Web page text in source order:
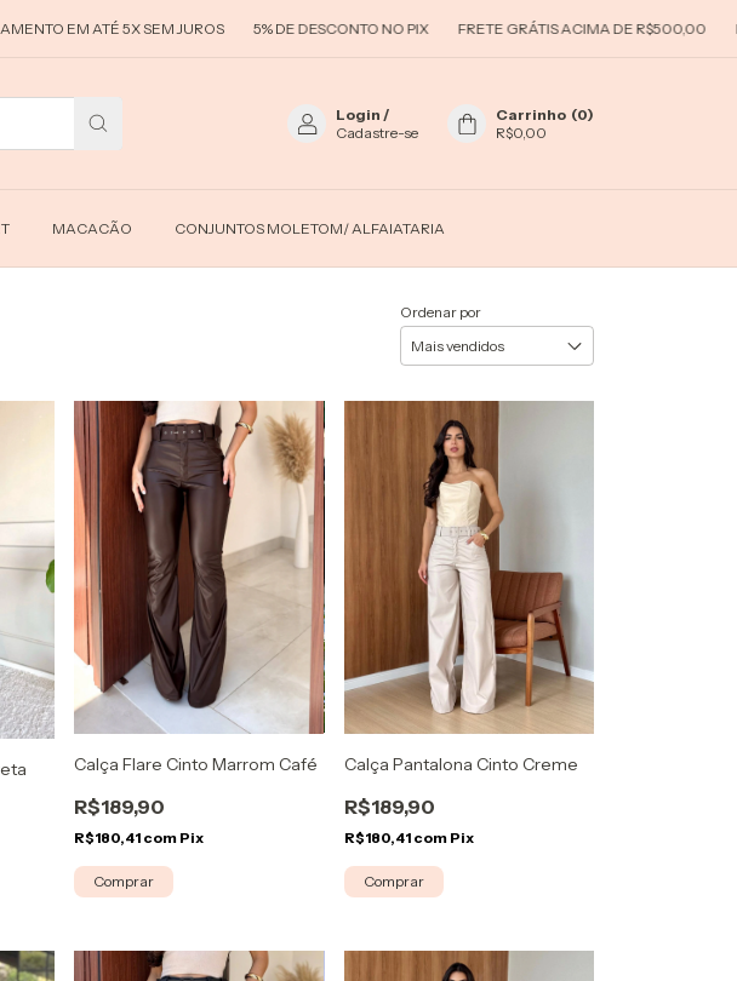
ATÉ 5X SEM JUROS 5% DE DESCONTO NO PIX FRETE GRÁTIS ACIMA DE R$500,00
Login /
Cadastre-se
Carrinho (0)
R$0,00
MACACÃO CONJUNTOS MOLETOM/ ALFAIATARIA
Ordenar por
Calça Flare Cinto Marrom Café
R$189,90
R$180,41 com Pix
Comprar
Calça Pantalona Cinto Creme
R$189,90
R$180,41 com Pix
Comprar